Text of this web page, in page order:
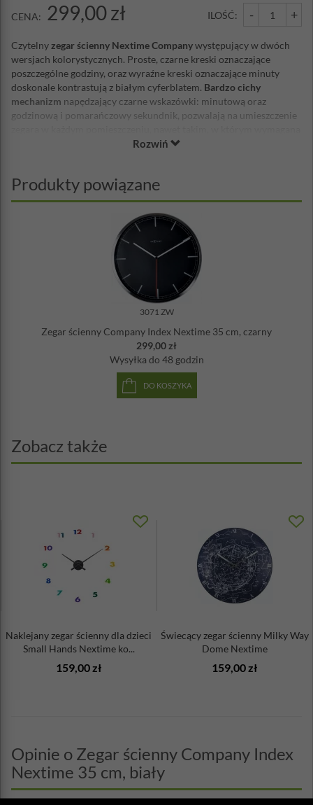
CENA: 299,00 zł ILOŚĆ: - +
Czytelnyzegar ścienny Nextime Companywystępujący w dwóch
wersjach kolorystycznych. Proste, czarne kreski oznaczające
poszczególne godziny, oraz wyraźne kreski oznaczające minuty
doskonale kontrastują z białym cyferblatem. Bardzo cichy
mechanizm napędzający czarne wskazówki: minutową oraz
godzinową i pomarańczowy sekundnik, pozwalają na umieszczenie
jest absolutna cisza. Zegar wykonany został z wysokiej jakości
Średnica: 35 cm
Materiał: aluminium
Mechanizm: płynący, cichy
Zasilanie: bateria AA - brak w zestawie
Rozwiń
Produkty powiązane
3071 ZW
Zegar ścienny Company Index Nextime 35 cm, czarny
299,00 zł
Wysyłka do 48 godzin
DO KOSZYKA
Zobacz także
Naklejany zegar ścienny dla dzieci
Small Hands Nextime ko...
159,00 zł
Świecący zegar ścienny Milky Way
Dome Nextime
159,00 zł
Opinie o Zegar ścienny Company Index
Nextime 35 cm, biały